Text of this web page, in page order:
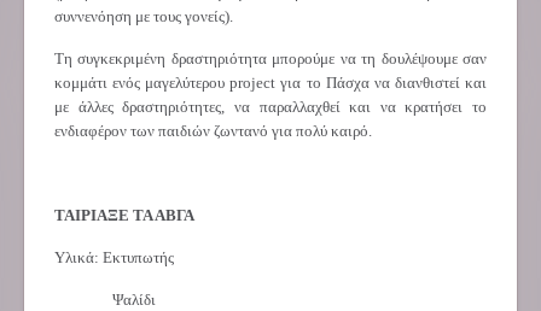
συννενόηση με τους γονείς).
Τη συγκεκριμένη δραστηριότητα μπορούμε να τη δουλέψουμε σαν
κομμάτι ενός μαγελύτερουproject για το Πάσχα να διανθιστεί και
με άλλες δραστηριότητες, να παραλλαχθεί και να κρατήσει το
ενδιαφέρον των παιδιών ζωντανό για πολύ καιρό.
ΤΑΙΡΙΑΞΕ ΤΑ ΑΒΓΑ
Υλικά: Εκτυπωτής
Ψαλίδι